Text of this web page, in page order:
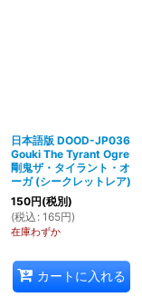
日本語版 DOOD-JP036
Gouki The Tyrant Ogre
剛鬼ザ・タイラント・オ
ーガ (シークレットレア)
150円(税別)
(税込 : 165円)
在庫わずか
カートに入れる